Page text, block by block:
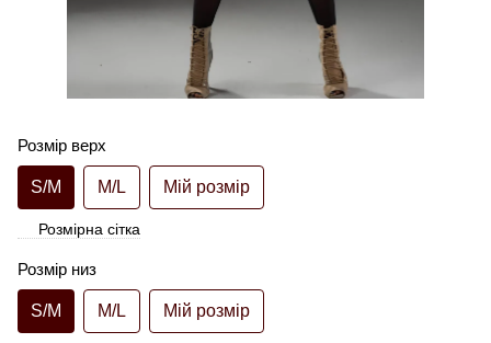
Розмір верх
S/M M/L Мій розмір
Розмірна сітка
Розмір низ
S/M M/L Мій розмір